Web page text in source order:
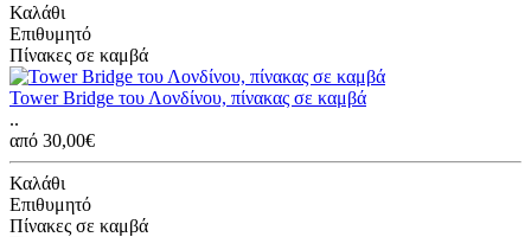
Καλάθι
Επιθυμητό
Πίνακες σε καμβά
Tower Bridge του Λονδίνου, πίνακας σε καμβά
..
από 30,00€
Καλάθι
Επιθυμητό
Πίνακες σε καμβά